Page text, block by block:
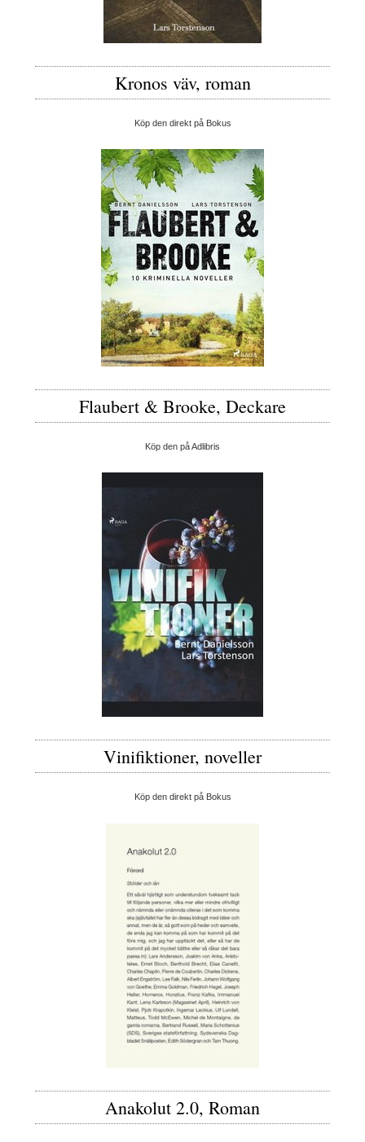
Kronos väv, roman
Köp den direkt på Bokus
Flaubert & Brooke, Deckare
Köp den på Adlibris
Vinifiktioner, noveller
Köp den direkt på Bokus
Anakolut 2.0, Roman